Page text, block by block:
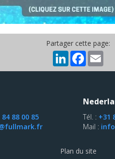
Partager cette page:
LinkedInFacebook
84 88 00 85
Tél. : +31
Mail :
Plan du site